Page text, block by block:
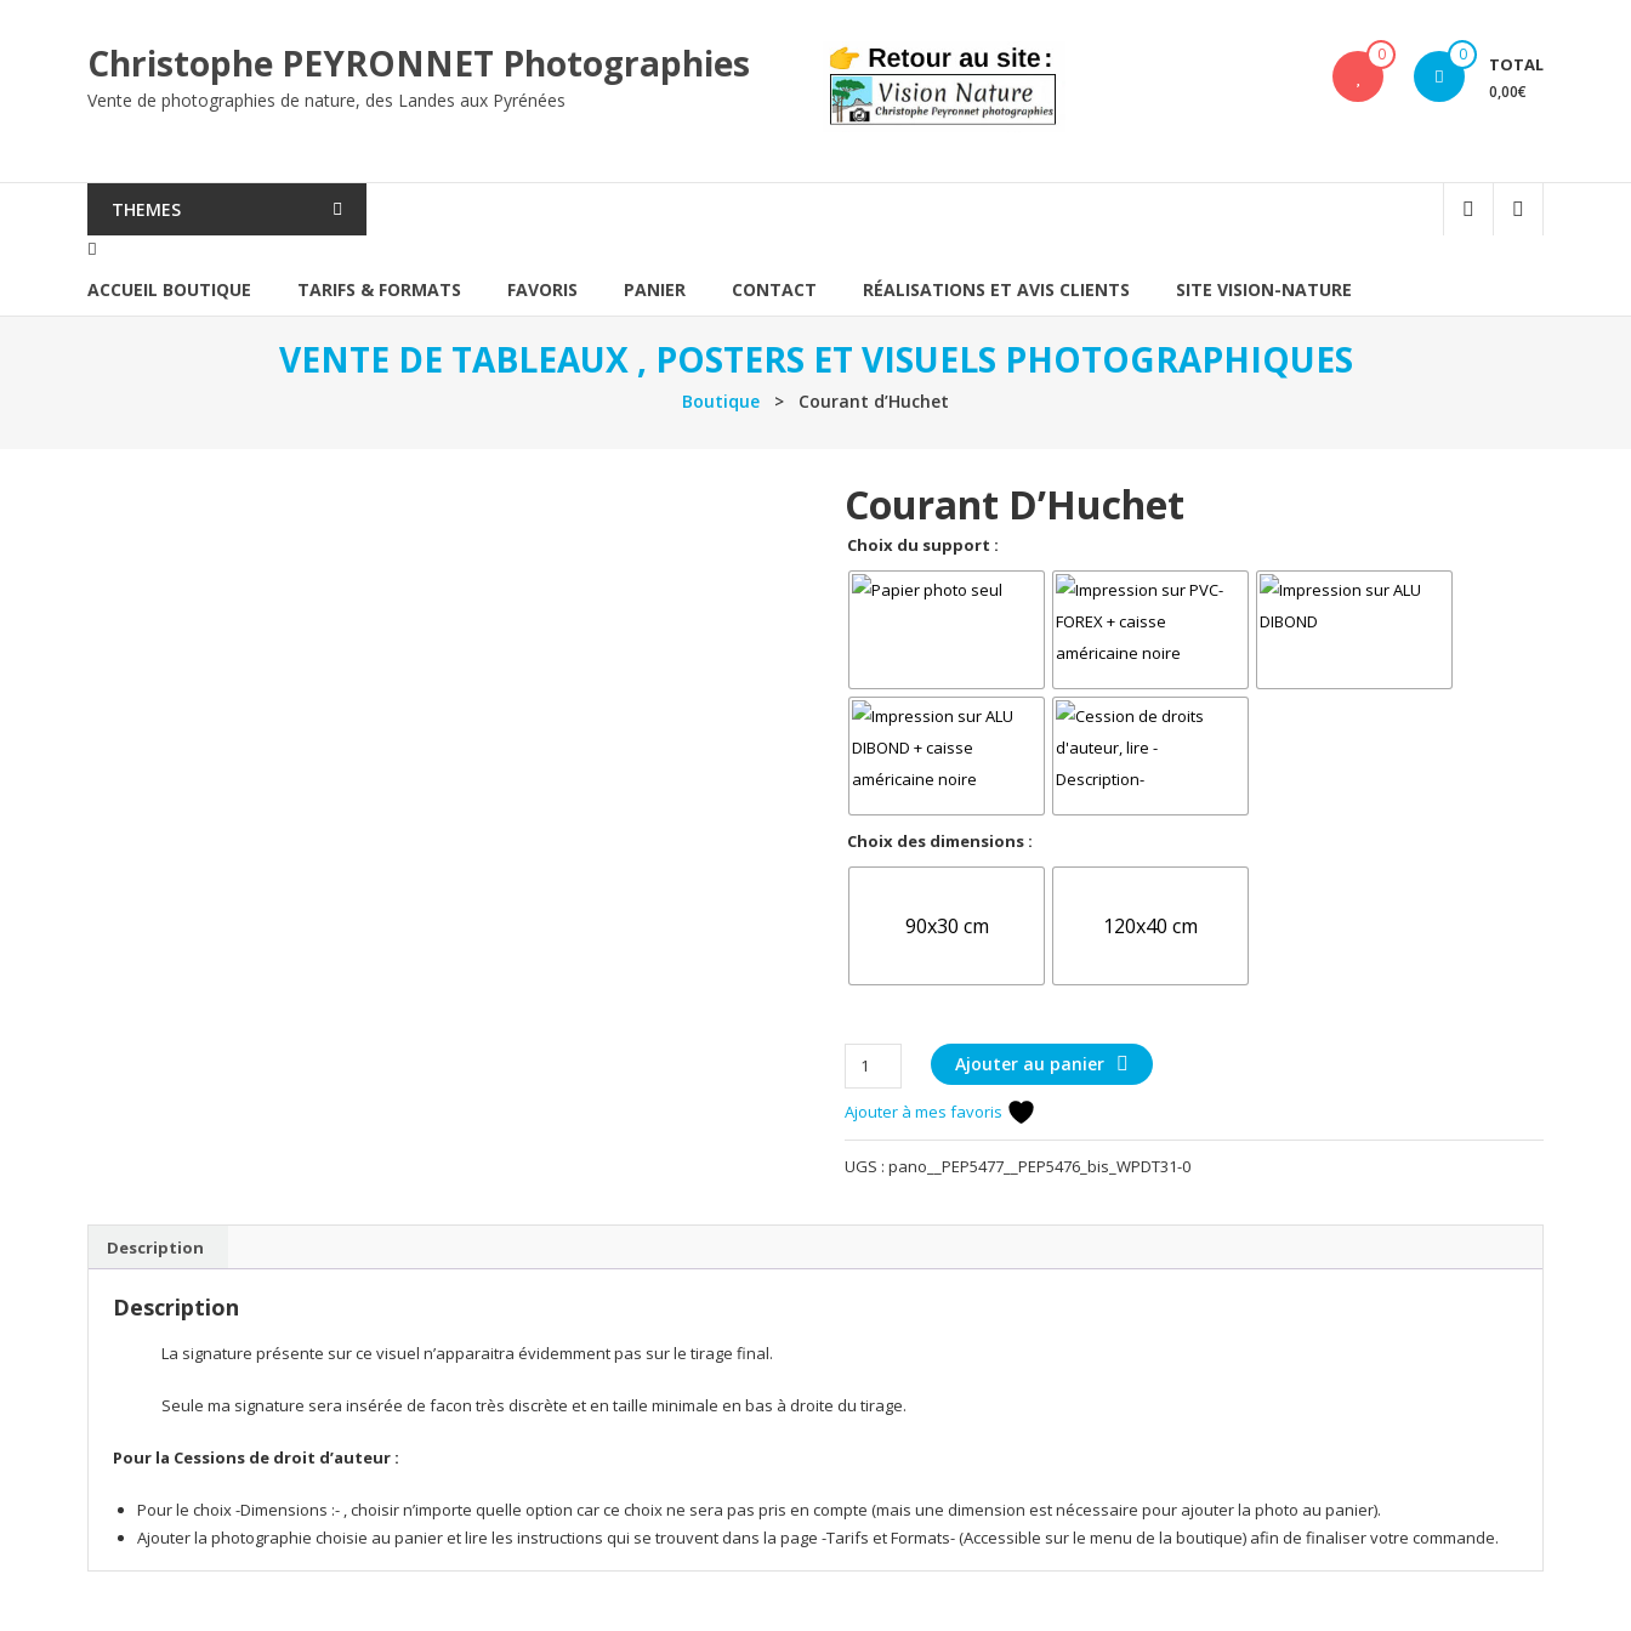
Christophe PEYRONNET Photographies
Vente de photographies de nature, des Landes aux Pyrénées
0 0 TOTAL
0,00€
THEMES
ACCUEIL BOUTIQUE TARIFS & FORMATS FAVORIS PANIER CONTACT RÉALISATIONS ET AVIS CLIENTS SITE VISION-NATURE
VENTE DE TABLEAUX , POSTERS ET VISUELS PHOTOGRAPHIQUES
Boutique > Courant d’Huchet
Courant D’Huchet
Choix du support :
Choix des dimensions :
90x30 cm 120x40 cm
quantité
de
Courant
d'Huchet
Ajouter au panier
Ajouter à mes favoris
UGS : pano__PEP5477__PEP5476_bis_WPDT31-0
Description
Description
La signature présente sur ce visuel n’apparaitra évidemment pas sur le tirage final.
Seule ma signature sera insérée de facon très discrète et en taille minimale en bas à droite du tirage.
Pour la Cessions de droit d’auteur :
Pour le choix -Dimensions :- , choisir n’importe quelle option car ce choix ne sera pas pris en compte (mais une dimension est nécessaire pour ajouter la photo au panier).
Ajouter la photographie choisie au panier et lire les instructions qui se trouvent dans la page -Tarifs et Formats- (Accessible sur le menu de la boutique) afin de finaliser votre commande.